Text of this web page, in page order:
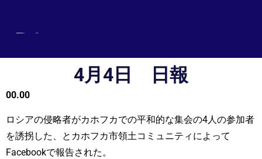
ESPAÑOL
FRANÇAIS
简体中文
हिन्दी
4月4日 日報
00.00
ロシアの侵略者がカホフカでの平和的な集会の4人の参加者
を誘拐した、とカホフカ市領土コミュニティによって
Facebookで報告された。